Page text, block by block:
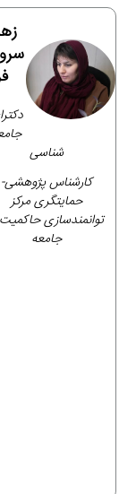
شناسی
کارشناس پژوهشی-
حمایتگری مرکز
توانمندسازی
جامعه